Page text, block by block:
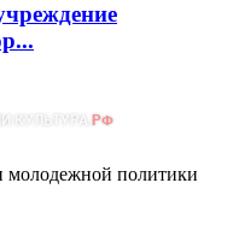
молодежной политики